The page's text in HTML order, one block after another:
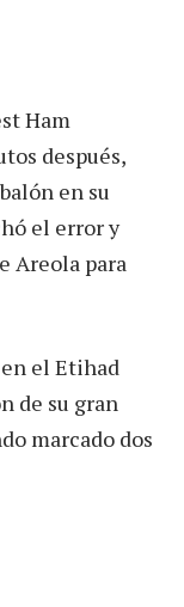
Ham
después,
en su
el error y
Areola para
el Etihad
de su gran
marcado dos